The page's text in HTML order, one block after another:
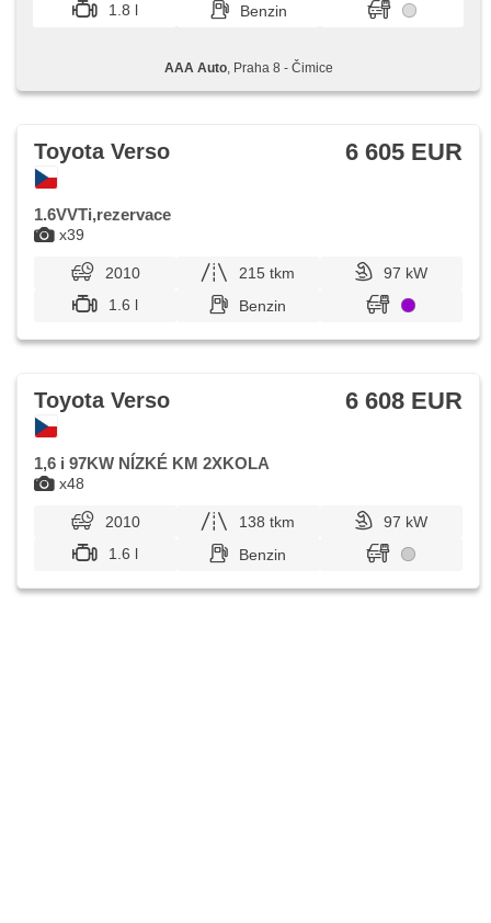
1.8 l
Benzin
AAA Auto, Praha 8 - Čimice
x39
Toyota Verso 6 605 EUR
1.6VVTi,rezervace
2010 215 tkm
97 kW
1.6 l
Benzin
x48
Toyota Verso 6 608 EUR
1,6 i 97KW NÍZKÉ KM 2XKOLA
2010 138 tkm
97 kW
1.6 l
Benzin